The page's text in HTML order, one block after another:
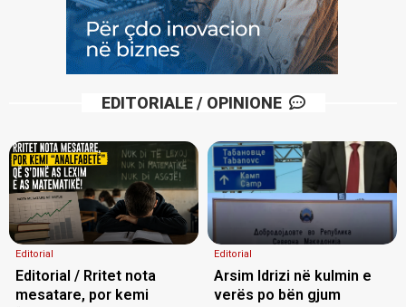
EDITORIALE / OPINIONE
Editorial
Editorial / Rritet nota
mesatare, por kemi
Editorial
Arsim Idrizi në kulmin e
verës po bën gjum